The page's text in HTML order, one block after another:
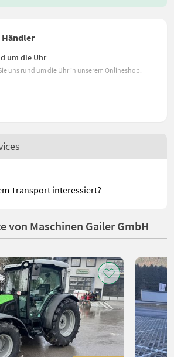
um die Uhr
uns rund um die Uhr in unserem Onlineshop.
Transport interessiert?
von Maschinen Gailer GmbH